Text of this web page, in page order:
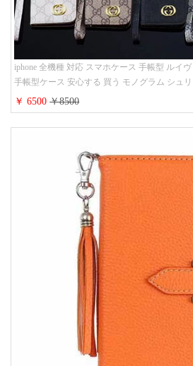
iphone 全機種 対応 スマホケース 手帳型 ルイヴ
手帳型ケース 安心する 買う モノグラム シュ
16/16promaxスマホケース 手帳 多機能 グッチ
人 レディース メンズ ストラップ付き
￥ 6500￥8500